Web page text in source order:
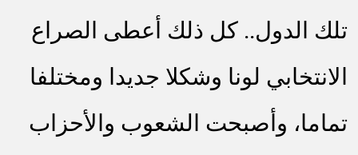
تلك الدول.. كل ذلك أعطى الصراع
الانتخابي لونا وشكلا جديدا ومختلفا
تماما، وأصبحت الشعوب والأحزاب